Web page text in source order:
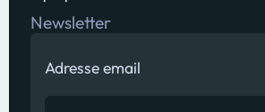
Newsletter